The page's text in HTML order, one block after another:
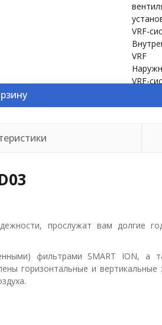
VRF-
VRF
VRF-
прослужат вам долгие
фильтрами SMART ION,
горизонтальные и